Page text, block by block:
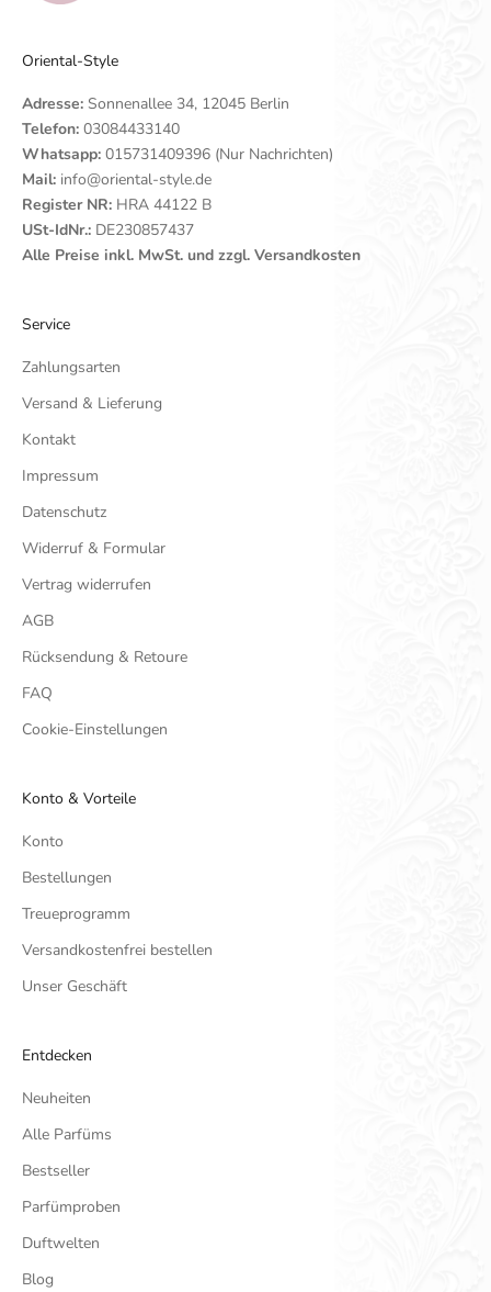
Oriental-Style
Adresse: Sonnenallee 34, 12045 Berlin
Telefon: 03084433140
Whatsapp: 015731409396 (Nur Nachrichten)
Mail: info@oriental-style.de
Register NR: HRA 44122 B
USt-IdNr.: DE230857437
Alle Preise inkl. MwSt. und zzgl. Versandkosten
Service
Zahlungsarten
Versand & Lieferung
Kontakt
Impressum
Datenschutz
Widerruf & Formular
Vertrag widerrufen
AGB
Rücksendung & Retoure
FAQ
Cookie-Einstellungen
Konto & Vorteile
Konto
Bestellungen
Treueprogramm
Versandkostenfrei bestellen
Unser Geschäft
Entdecken
Neuheiten
Alle Parfüms
Bestseller
Parfümproben
Duftwelten
Blog